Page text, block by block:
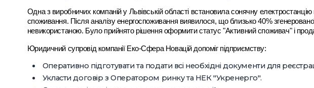
Одна з виробничих компаній у Львівській області встановила сонячну
споживання. Після аналізу енергоспоживання виявилося, що близько 40%
невикористаною. Було прийнято рішення оформити статус "Активний споживач" і
Юридичний супровід компанії Еко-Сфера Новацій допоміг підприємству:
Оперативно підготувати та подати всі необхідні документи для
Укласти договір з Оператором ринку та НЕК "Укренерго".